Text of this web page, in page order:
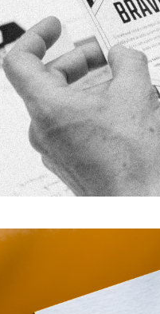
IDENTITÉ
jeu pour